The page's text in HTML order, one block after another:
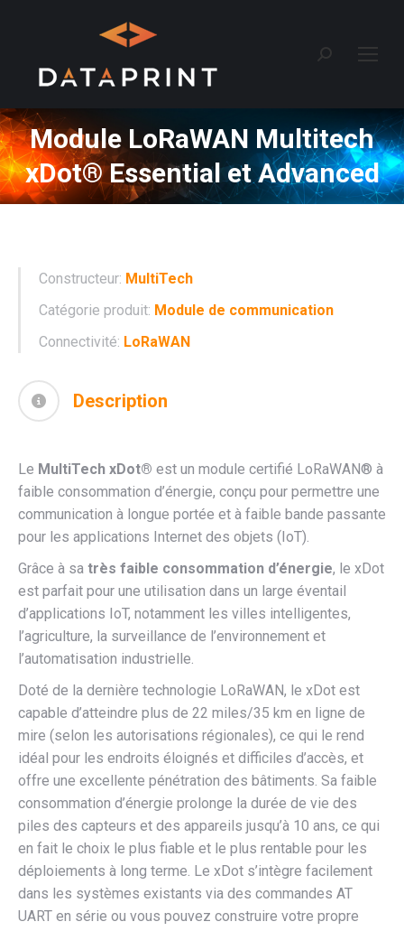
Recherche
Module LoRaWAN Multitech
xDot® Essential et Advanced
Constructeur: MultiTech
Catégorie produit: Module de communication
Connectivité: LoRaWAN
Description
Le MultiTech xDot® est un module certifié LoRaWAN® à
faible consommation d’énergie, conçu pour permettre une
communication à longue portée et à faible bande passante
pour les applications Internet des objets (IoT).
Grâce à sa très faible consommation d’énergie, le xDot
est parfait pour une utilisation dans un large éventail
d’applications IoT, notamment les villes intelligentes,
l’agriculture, la surveillance de l’environnement et
l’automatisation industrielle.
Doté de la dernière technologie LoRaWAN, le xDot est
capable d’atteindre plus de 22 miles/35 km en ligne de
mire (selon les autorisations régionales), ce qui le rend
idéal pour les endroits éloignés et difficiles d’accès, et
offre une excellente pénétration des bâtiments. Sa faible
consommation d’énergie prolonge la durée de vie des
piles des capteurs et des appareils jusqu’à 10 ans, ce qui
en fait le choix le plus fiable et le plus rentable pour les
déploiements à long terme. Le xDot s’intègre facilement
dans les systèmes existants via des commandes AT
UART en série ou vous pouvez construire votre propre